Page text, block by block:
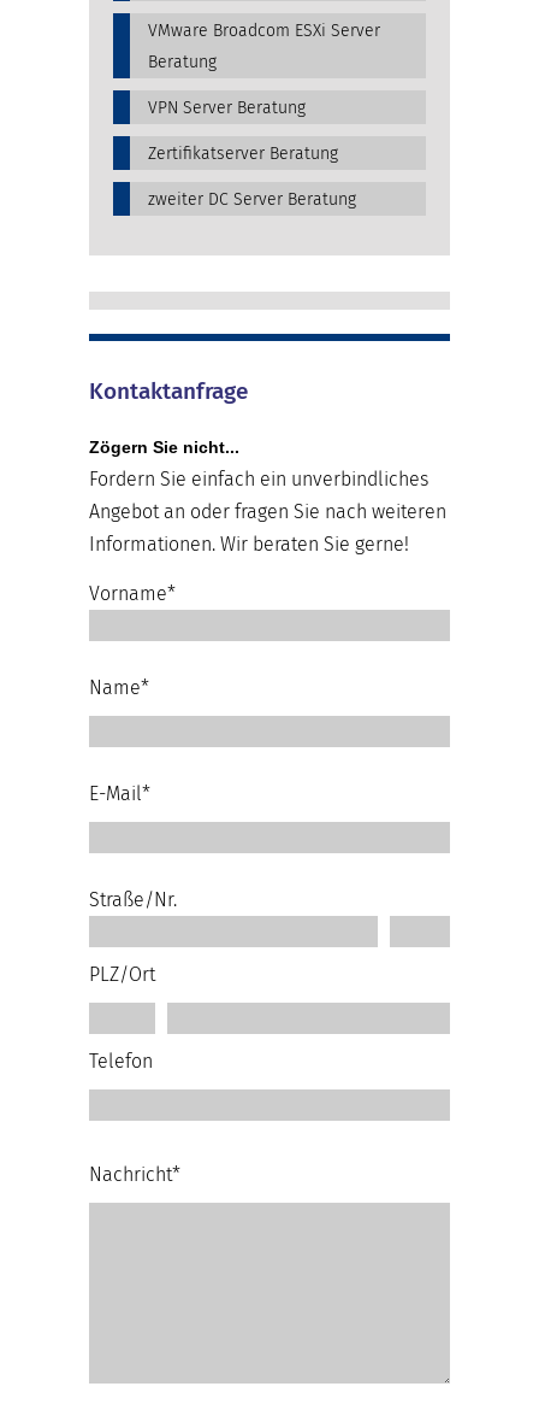
VMware Broadcom ESXi Server
Beratung
VPN Server Beratung
Zertifikatserver Beratung
zweiter DC Server Beratung
Kontaktanfrage
Zögern Sie nicht...
Fordern Sie einfach ein unverbindliches
Angebot an oder fragen Sie nach weiteren
Informationen. Wir beraten Sie gerne!
Vorname*
Name*
E-Mail*
Straße/Nr.
PLZ/Ort
Telefon
Nachricht*